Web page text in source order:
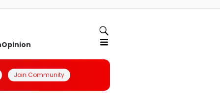
Opinion
Join Community